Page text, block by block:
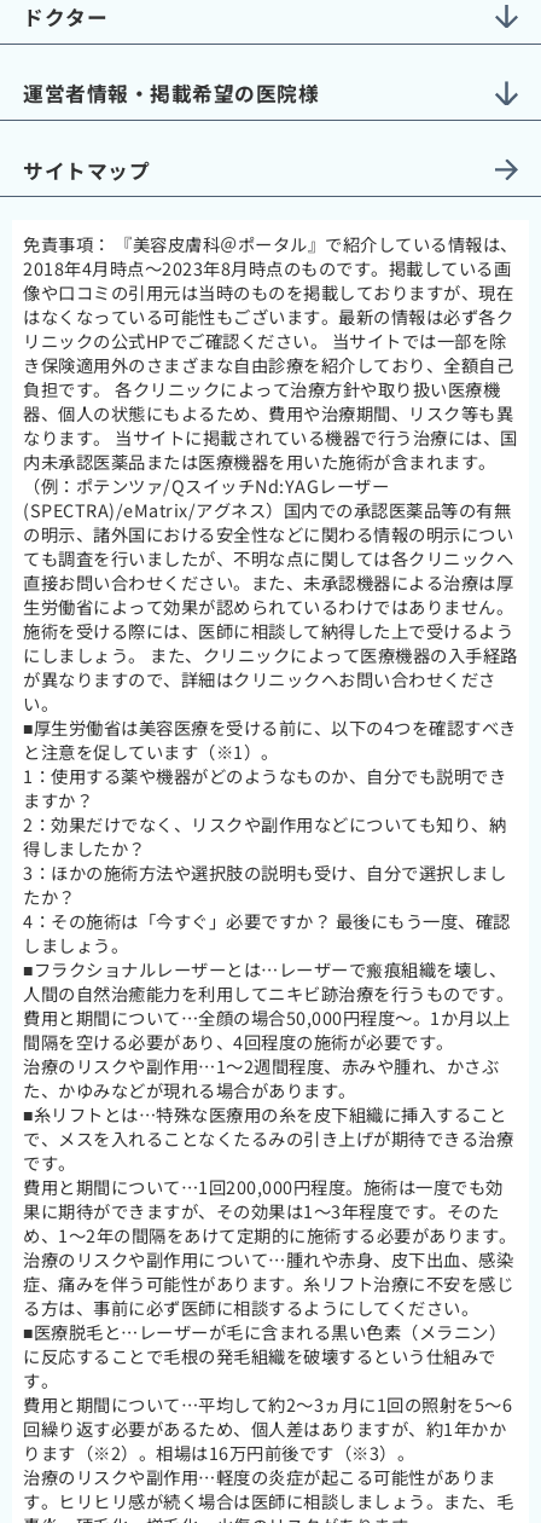
ドクター
運営者情報・掲載希望の医院様
サイトマップ
免責事項：
『美容皮膚科＠ポータル』で紹介している情報は、
2018年4月時点～2023年8月時点のものです。掲載している画
像や口コミの引用元は当時のものを掲載しておりますが、現在
はなくなっている可能性もございます。最新の情報は必ず各ク
リニックの公式HPでご確認ください。 当サイトでは一部を除
き保険適用外のさまざまな自由診療を紹介しており、全額自己
負担です。 各クリニックによって治療方針や取り扱い医療機
器、個人の状態にもよるため、費用や治療期間、リスク等も異
なります。 当サイトに掲載されている機器で行う治療には、国
内未承認医薬品または医療機器を用いた施術が含まれます。
（例：ポテンツァ/QスイッチNd:YAGレーザー
(SPECTRA)/eMatrix/アグネス）国内での承認医薬品等の有無
の明示、諸外国における安全性などに関わる情報の明示につい
ても調査を行いましたが、不明な点に関しては各クリニックへ
直接お問い合わせください。また、未承認機器による治療は厚
生労働省によって効果が認められているわけではありません。
施術を受ける際には、医師に相談して納得した上で受けるよう
にしましょう。 また、クリニックによって医療機器の入手経路
が異なりますので、詳細はクリニックへお問い合わせくださ
い。
■厚生労働省は美容医療を受ける前に、以下の4つを確認すべき
と注意を促しています（※1）。
1：使用する薬や機器がどのようなものか、自分でも説明でき
ますか？
2：効果だけでなく、リスクや副作用などについても知り、納
得しましたか？
3：ほかの施術方法や選択肢の説明も受け、自分で選択しまし
たか？
4：その施術は「今すぐ」必要ですか？ 最後にもう一度、確認
しましょう。
■フラクショナルレーザーとは…レーザーで瘢痕組織を壊し、
人間の自然治癒能力を利用してニキビ跡治療を行うものです。
費用と期間について…全顔の場合50,000円程度～。1か月以上
間隔を空ける必要があり、4回程度の施術が必要です。
治療のリスクや副作用…1～2週間程度、赤みや腫れ、かさぶ
た、かゆみなどが現れる場合があります。
■糸リフトとは…特殊な医療用の糸を皮下組織に挿入すること
で、メスを入れることなくたるみの引き上げが期待できる治療
です。
費用と期間について…1回200,000円程度。施術は一度でも効
果に期待ができますが、その効果は1～3年程度です。そのた
め、1～2年の間隔をあけて定期的に施術する必要があります。
治療のリスクや副作用について…腫れや赤身、皮下出血、感染
症、痛みを伴う可能性があります。糸リフト治療に不安を感じ
る方は、事前に必ず医師に相談するようにしてください。
■医療脱毛と…レーザーが毛に含まれる黒い色素（メラニン）
に反応することで毛根の発毛組織を破壊するという仕組みで
す。
費用と期間について…平均して約2～3ヵ月に1回の照射を5～6
回繰り返す必要があるため、個人差はありますが、約1年かか
ります（※2）。相場は16万円前後です（※3）。
治療のリスクや副作用…軽度の炎症が起こる可能性がありま
す。ヒリヒリ感が続く場合は医師に相談しましょう。また、毛